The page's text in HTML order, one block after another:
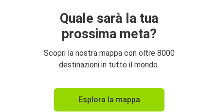
Quale sarà la tua
prossima meta?
Scopri la nostra mappa con oltre 8000
destinazioni in tutto il mondo.
Esplora la mappa